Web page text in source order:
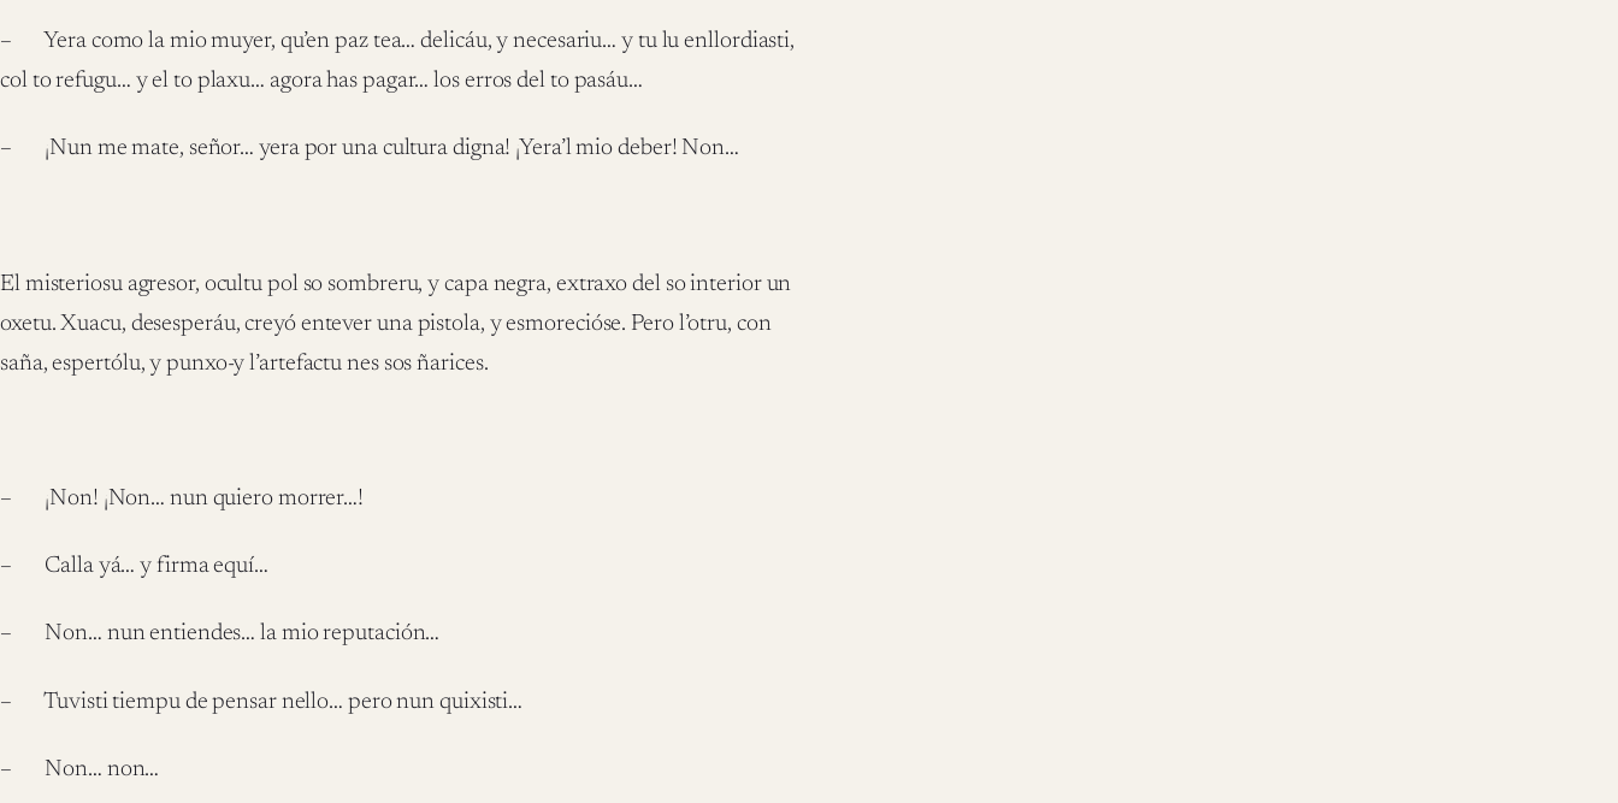
– Yera como la mio muyer, qu’en paz tea… delicáu, y necesariu… y tu lu enllordiasti,
col to refugu… y el to plaxu… agora has pagar… los erros del to pasáu…
– ¡Nun me mate, señor… yera por una cultura digna! ¡Yera’l mio deber! Non…
El misteriosu agresor, ocultu pol so sombreru, y capa negra, extraxo del so interior un
oxetu. Xuacu, desesperáu, creyó entever una pistola, y esmorecióse. Pero l’otru, con
saña, espertólu, y punxo-y l’artefactu nes sos ñarices.
– ¡Non! ¡Non… nun quiero morrer…!
– Calla yá… y firma equí…
– Non… nun entiendes… la mio reputación…
– Tuvisti tiempu de pensar nello… pero nun quixisti…
– Non… non…